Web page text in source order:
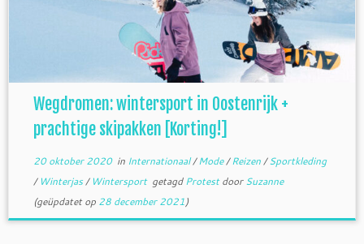
Wegdromen: wintersport in Oostenrijk +
prachtige skipakken [Korting!]
20 oktober 2020in Internationaal/Mode/Reizen/Sportkleding
/ Winterjas/ Wintersport getagdProtestdoorSuzanne
(geüpdatet op 28 december 2021)